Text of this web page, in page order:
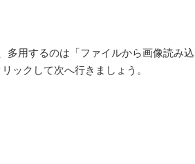
多用するのは「ファイルから画像読み込
ックして次へ行きましょう。